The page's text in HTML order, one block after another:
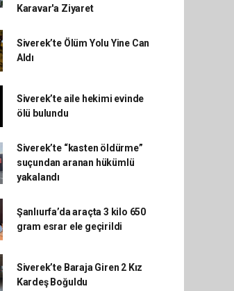
Karavar'a Ziyaret
Siverek’te Ölüm Yolu Yine Can
Aldı
Siverek’te aile hekimi evinde
ölü bulundu
Siverek’te “kasten öldürme”
suçundan aranan hükümlü
yakalandı
Şanlıurfa’da araçta 3 kilo 650
gram esrar ele geçirildi
Siverek’te Baraja Giren 2 Kız
Kardeş Boğuldu